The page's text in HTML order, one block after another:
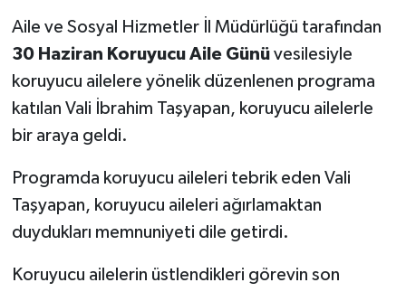
Aile ve Sosyal Hizmetler İl Müdürlüğü tarafından
30 Haziran Koruyucu Aile Günüvesilesiyle
koruyucu ailelere yönelik düzenlenen programa
katılan Vali İbrahim Taşyapan, koruyucu ailelerle
bir araya geldi.
Programda koruyucu aileleri tebrik eden Vali
Taşyapan, koruyucu aileleri ağırlamaktan
duydukları memnuniyeti dile getirdi.
Koruyucu ailelerin üstlendikleri görevin son
TEKNOLOJİ
YAŞAM